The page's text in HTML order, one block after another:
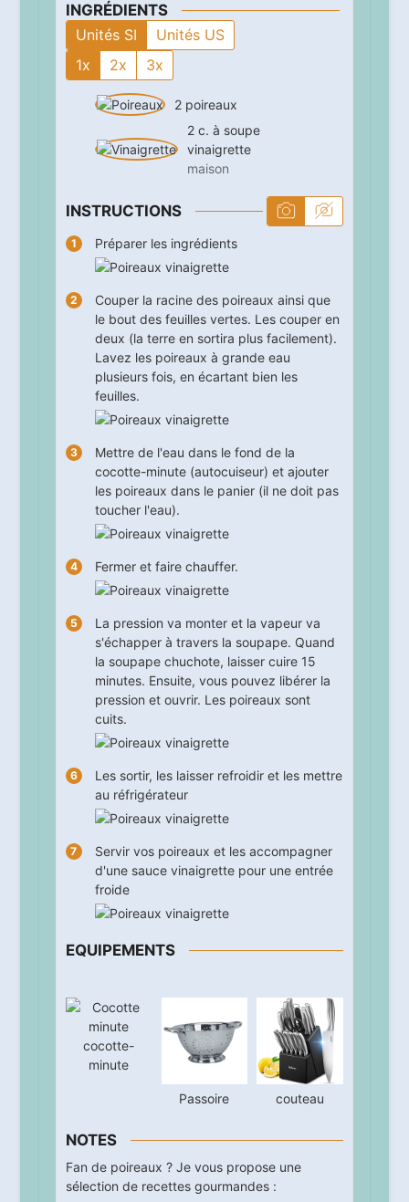
INGRÉDIENTS
Unités SI
Unités US
1x
2x 3x
2 poireaux
2 c. à soupe
vinaigrette
maison
INSTRUCTIONS
Préparer les ingrédients
Couper la racine des poireaux ainsi que
le bout des feuilles vertes. Les couper en
deux (la terre en sortira plus facilement).
Lavez les poireaux à grande eau
plusieurs fois, en écartant bien les
feuilles.
Mettre de l'eau dans le fond de la
cocotte-minute (autocuiseur) et ajouter
les poireaux dans le panier (il ne doit pas
toucher l'eau).
Fermer et faire chauffer.
La pression va monter et la vapeur va
s'échapper à travers la soupape. Quand
la soupape chuchote, laisser cuire 15
minutes. Ensuite, vous pouvez libérer la
pression et ouvrir. Les poireaux sont
cuits.
Les sortir, les laisser refroidir et les mettre
au réfrigérateur
Servir vos poireaux et les accompagner
d'une sauce vinaigrette pour une entrée
froide
EQUIPEMENTS
cocotte-
minute
Passoire couteau
NOTES
Fan de poireaux ? Je vous propose une
sélection de recettes gourmandes :